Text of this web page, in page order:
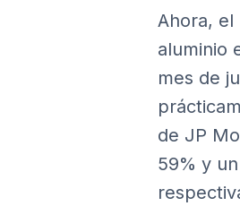
Ahora,
aluminio
mes de
de JP
59% y